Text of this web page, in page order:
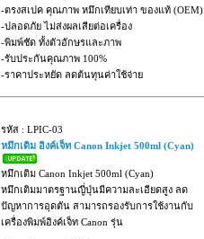
-ตรงสเปค คุณภาพ หมึกเทียบเท่า ของแท้ (OEM)
-ปลอดภัย ไม่ส่งผลเสียต่อเครื่อง
-พิมพ์ชัด ทั้งตัวอักษรและภาพ
-รับประกันคุณภาพ 100%
-ราคาประหยัด ลดต้นทุนค่าใช้จ่าย
รหัส : LPIC-03
หมึกเติม อิงค์เจ็ท Canon Inkjet 500ml (Cyan)
หมึกเติม Canon Inkjet 500ml (Cyan)
หมึกเติมมาตรฐานญี่ปุ่นมีความละเอียดสูง ลด
ปัญหาการอุดตัน สามารถรองรับการใช้งานกับ
เครื่องพิมพ์อิงค์เจ็ท Canon รุ่น